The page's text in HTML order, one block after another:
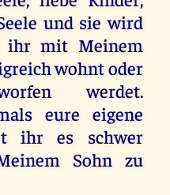
und sie wird
ihr mit Meinem
wohnt oder
werdet.
eure eigene
ihr es schwer
Sohn zu